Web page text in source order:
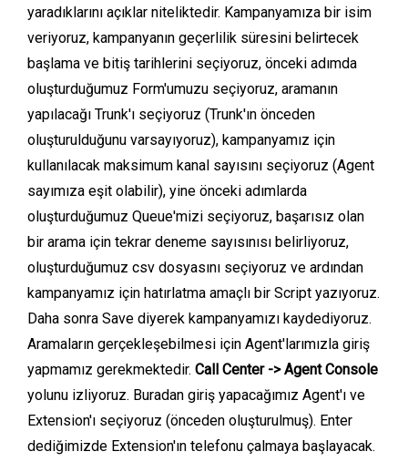
yaradıklarını açıklar niteliktedir. Kampanyamıza bir isim
veriyoruz, kampanyanın geçerlilik süresini belirtecek
başlama ve bitiş tarihlerini seçiyoruz, önceki adımda
oluşturduğumuz Form'umuzu seçiyoruz, aramanın
yapılacağı Trunk'ı seçiyoruz (Trunk'ın önceden
oluşturulduğunu varsayıyoruz), kampanyamız için
kullanılacak maksimum kanal sayısını seçiyoruz (Agent
sayımıza eşit olabilir), yine önceki adımlarda
oluşturduğumuz Queue'mizi seçiyoruz, başarısız olan
bir arama için tekrar deneme sayısınısı belirliyoruz,
oluşturduğumuz csv dosyasını seçiyoruz ve ardından
kampanyamız için hatırlatma amaçlı bir Script yazıyoruz.
Daha sonra Save diyerek kampanyamızı kaydediyoruz.
Aramaların gerçekleşebilmesi için Agent'larımızla giriş
yapmamız gerekmektedir. Call Center -> Agent Console
yolunu izliyoruz. Buradan giriş yapacağımız Agent'ı ve
Extension'ı seçiyoruz (önceden oluşturulmuş). Enter
dediğimizde Extension'ın telefonu çalmaya başlayacak.